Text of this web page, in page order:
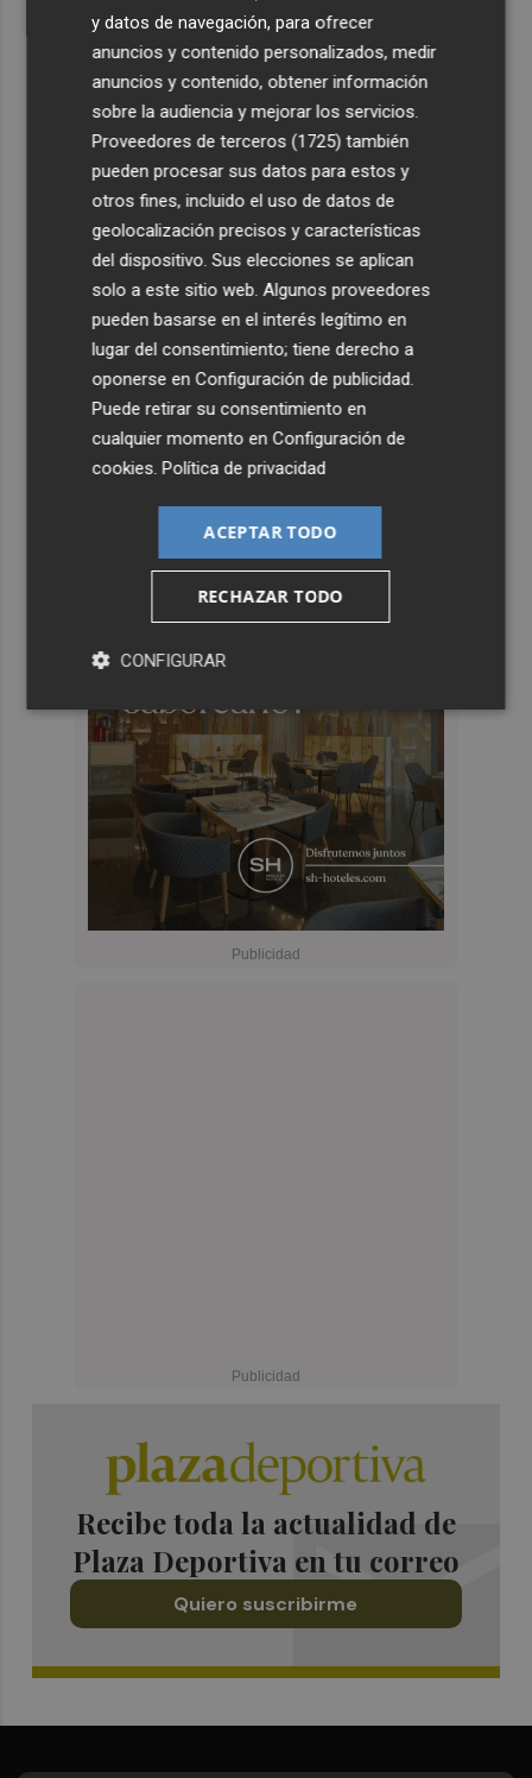
Recibe toda la actualidad de
Plaza Deportiva en tu correo
Quiero suscribirme
y datos de navegación, para ofrecer
anuncios y contenido personalizados, medir
anuncios y contenido, obtener información
sobre la audiencia y mejorar los servicios.
Proveedores de terceros (1725) también
pueden procesar sus datos para estos y
otros fines, incluido el uso de datos de
geolocalización precisos y características
del dispositivo. Sus elecciones se aplican
solo a este sitio web. Algunos proveedores
pueden basarse en el interés legítimo en
lugar del consentimiento; tiene derecho a
oponerse enConfiguración de publicidad
Puede retirar su consentimiento en
cualquier momento enConfiguración de
cookies .Política de privacidad
ACEPTAR TODO
RECHAZAR TODO
CONFIGURAR